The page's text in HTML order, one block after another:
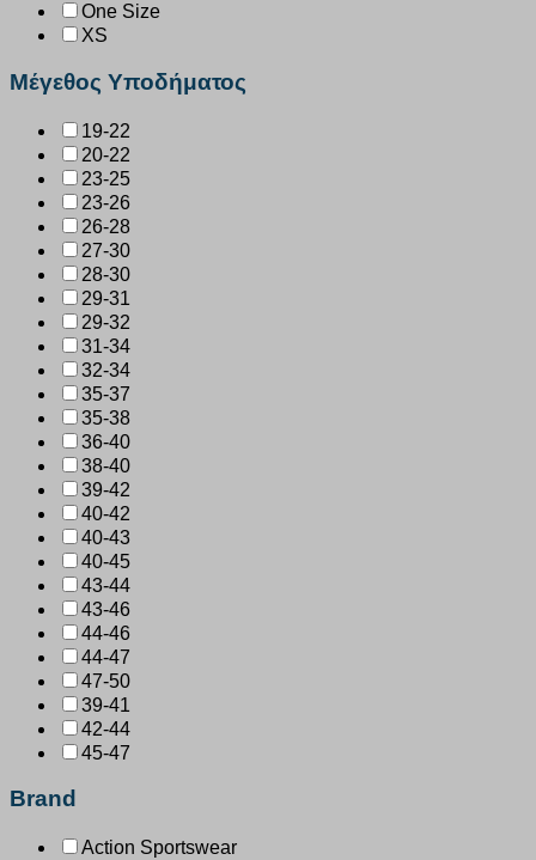
One Size
XS
Μέγεθος Υποδήματος
19-22
20-22
23-25
23-26
26-28
27-30
28-30
29-31
29-32
31-34
32-34
35-37
35-38
36-40
38-40
39-42
40-42
40-43
40-45
43-44
43-46
44-46
44-47
47-50
39-41
42-44
45-47
Brand
Action Sportswear